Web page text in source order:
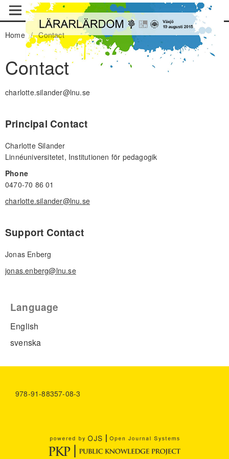
Home / Contact
Contact
charlotte.silander@lnu.se
Principal Contact
Charlotte Silander
Linnéuniversitetet, Institutionen för pedagogik
Phone
0470-70 86 01
charlotte.silander@lnu.se
Support Contact
Jonas Enberg
jonas.enberg@lnu.se
Language
English
svenska
978-91-88357-08-3